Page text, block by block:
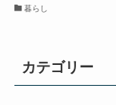
暮らし
カテゴリー